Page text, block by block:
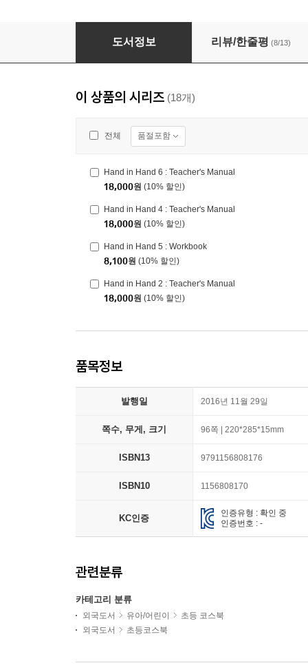
Hand in Hand 1 : Student Book
도서정보 리뷰/한줄평 (8/13)
이 상품의 시리즈 (18개)
전체 품절포함
Hand in Hand 6 : Teacher's Manual
18,000원 (10% 할인)
Hand in Hand 4 : Teacher's Manual
18,000원 (10% 할인)
Hand in Hand 5 : Workbook
8,100원 (10% 할인)
Hand in Hand 2 : Teacher's Manual
18,000원 (10% 할인)
품목정보
발행일 2016년 11월 29일
쪽수, 무게, 크기 96쪽 | 220*285*15mm
ISBN13 9791156808176
ISBN10 1156808170
KC인증
인증유형 : 확인 중
인증번호 : -
관련분류
카테고리 분류
외국도서 유아/어린이
초등 코스북
외국도서
초등코스북